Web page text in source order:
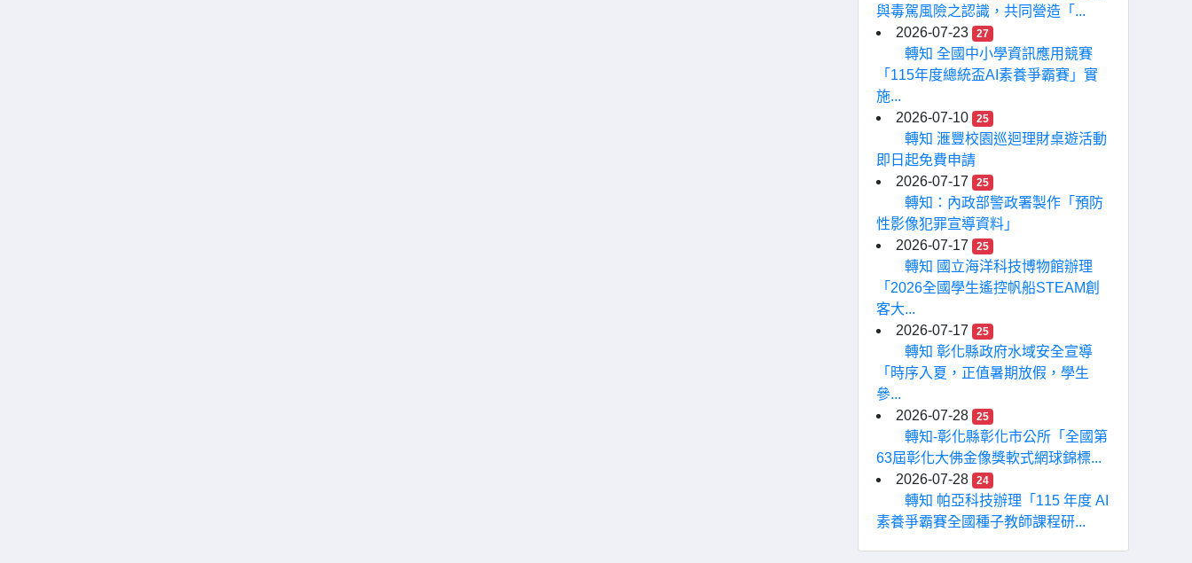
與毒駕風險之認識，共同營造「...
2026-07-23
27
轉知 全國中小學資訊應用競賽
「115年度總統盃AI素養爭霸賽」實
施...
2026-07-10
25
轉知 滙豐校園巡迴理財桌遊活動
即日起免費申請
2026-07-17
25
轉知：內政部警政署製作「預防
性影像犯罪宣導資料」
2026-07-17
25
轉知 國立海洋科技博物館辦理
「2026全國學生遙控帆船STEAM創
客大...
2026-07-17
25
轉知 彰化縣政府水域安全宣導
「時序入夏，正值暑期放假，學生
參...
2026-07-28
25
轉知-彰化縣彰化市公所「全國第
63屆彰化大佛金像獎軟式網球錦標...
2026-07-28
24
轉知 帕亞科技辦理「115 年度 AI
素養爭霸賽全國種子教師課程研...